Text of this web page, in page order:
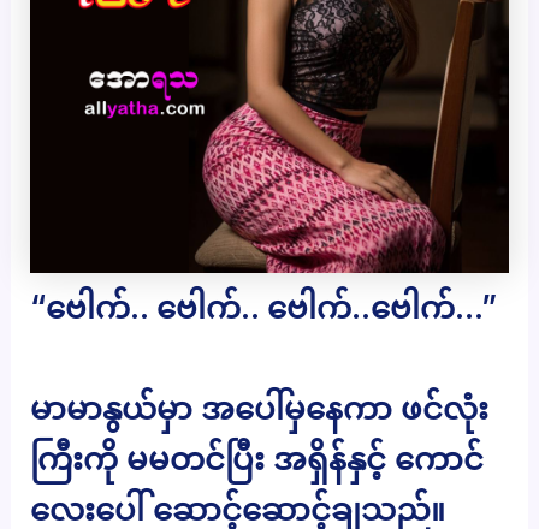
“ဗေါက်.. ဗေါက်.. ဗေါက်..ဗေါက်…”
မာမာနွယ်မှာ အပေါ်မှနေကာ ဖင်လုံး
ကြီးကို မမတင်ပြီး အရှိန်နှင့် ကောင်
လေးပေါ် ဆောင့်ဆောင့်ချသည်။